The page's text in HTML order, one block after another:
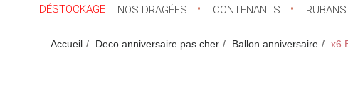
DÉSTOCKAGE NOS DRAGÉES CONTENANTS RUBANS
Accueil Deco anniversaire pas cher Ballon anniversaire x6